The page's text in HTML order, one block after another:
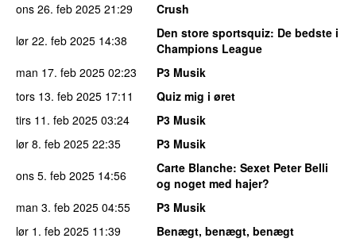
ons 26. feb 2025 21:29
Crush
lør 22. feb 2025 14:38 Den store sportsquiz: De bedste i
Champions League
man 17. feb 2025 02:23
P3 Musik
tors 13. feb 2025 17:11
Quiz mig i øret
tirs 11. feb 2025 03:24
P3 Musik
lør 8. feb 2025 22:35
P3 Musik
ons 5. feb 2025 14:56 Carte Blanche: Sexet Peter Belli
og noget med hajer?
man 3. feb 2025 04:55
P3 Musik
lør 1. feb 2025 11:39
Benægt, benægt, benægt